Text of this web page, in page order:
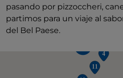
pasando por pizzoccheri,
partimos para un viaje al
del Bel Paese.